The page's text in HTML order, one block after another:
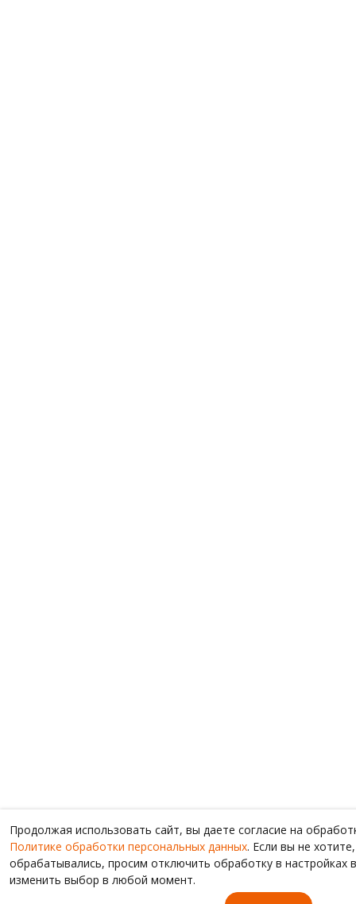
Продолжая использовать сайт, вы даете согласие на
Политике обработки персональных данных. Если вы не
обрабатывались, просим отключить обработку в настройках
изменить выбор в любой момент.